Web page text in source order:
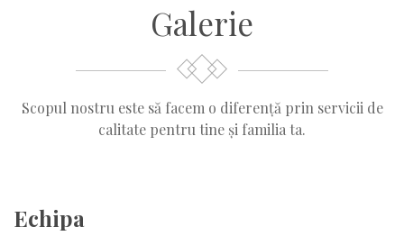
Galerie
Scopul nostru este să facem o diferență prin servicii de
calitate pentru tine și familia ta.
Echipa